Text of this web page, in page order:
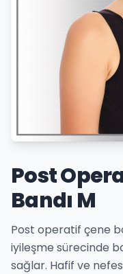
Post
Bandı M
Post operatif çene
iyileşme sürecinde
sağlar. Hafif ve